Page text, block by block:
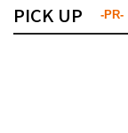
PICK UP -PR-